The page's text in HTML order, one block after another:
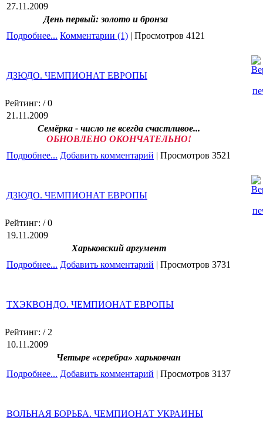
27.11.2009
День первый: золото и бронза
Подробнее... Комментарии (1) | Просмотров 4121
ДЗЮДО. ЧЕМПИОНАТ ЕВРОПЫ
Рейтинг: / 0
21.11.2009
Семёрка - число не всегда счастливое...
ОБНОВЛЕНО ОКОНЧАТЕЛЬНО!
Подробнее... Добавить комментарий | Просмотров 3521
ДЗЮДО. ЧЕМПИОНАТ ЕВРОПЫ
Рейтинг: / 0
19.11.2009
Харьковский аргумент
Подробнее... Добавить комментарий | Просмотров 3731
ТХЭКВОНДО. ЧЕМПИОНАТ ЕВРОПЫ
Рейтинг: / 2
10.11.2009
Четыре «серебра» харьковчан
Подробнее... Добавить комментарий | Просмотров 3137
ВОЛЬНАЯ БОРЬБА. ЧЕМПИОНАТ УКРАИНЫ